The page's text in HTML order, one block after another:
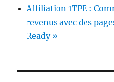
Affiliation 1TPE :
revenus avec des
Ready »